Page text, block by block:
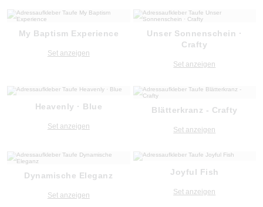
My Baptism Experience
Set anzeigen
Unser Sonnenschein ·
Crafty
Set anzeigen
Heavenly · Blue
Set anzeigen
Blätterkranz - Crafty
Set anzeigen
Dynamische Eleganz
Set anzeigen
Joyful Fish
Set anzeigen